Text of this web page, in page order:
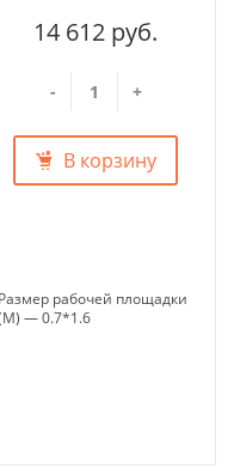
14 612 руб.
- +
В корзину
Размер рабочей площадки
— 0.7*1.6